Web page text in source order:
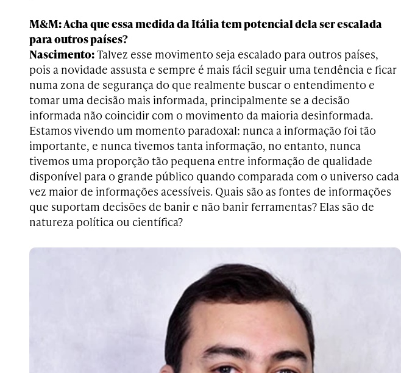
M&M: Acha que essa medida da Itália tem potencial dela ser escalada
para outros países?
Nascimento:Talvez esse movimento seja escalado para outros países,
pois a novidade assusta e sempre é mais fácil seguir uma tendência e ficar
numa zona de segurança do que realmente buscar o entendimento e
tomar uma decisão mais informada, principalmente se a decisão
informada não coincidir com o movimento da maioria desinformada.
Estamos vivendo um momento paradoxal: nunca a informação foi tão
importante, e nunca tivemos tanta informação, no entanto, nunca
tivemos uma proporção tão pequena entre informação de qualidade
disponível para o grande público quando comparada com o universo cada
vez maior de informações acessíveis. Quais são as fontes de informações
que suportam decisões de banir e não banir ferramentas? Elas são de
natureza política ou científica?